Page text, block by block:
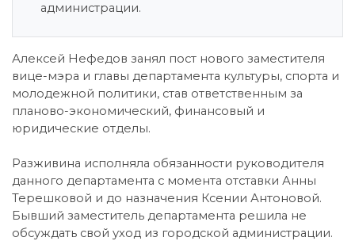
администрации.
Алексей Нефедов занял пост нового заместителя
вице-мэра и главы департамента культуры, спорта и
молодежной политики, став ответственным за
планово-экономический, финансовый и
юридические отделы.
Разживина исполняла обязанности руководителя
данного департамента с момента отставки Анны
Терешковой и до назначения Ксении Антоновой.
Бывший заместитель департамента решила не
обсуждать свой уход из городской администрации.